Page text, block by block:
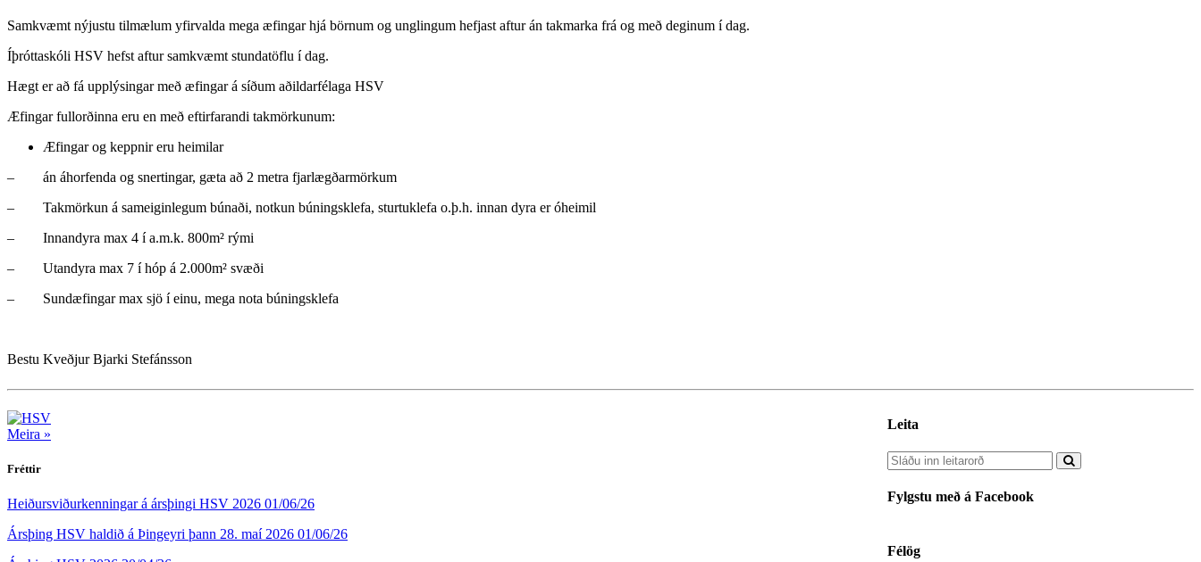
Samkvæmt nýjustu tilmælum yfirvalda mega æfingar hjá börnum og unglingum hefjast aftur án takmarka frá og með deginum í dag.
Íþróttaskóli HSV hefst aftur samkvæmt stundatöflu í dag.
Hægt er að fá upplýsingar með æfingar á síðum aðildarfélaga HSV
Æfingar fullorðinna eru en með eftirfarandi takmörkunum:
Æfingar og keppnir eru heimilar
– án áhorfenda og snertingar, gæta að 2 metra fjarlægðarmörkum
– Takmörkun á sameiginlegum búnaði, notkun búningsklefa, sturtuklefa o.þ.h. innan dyra er óheimil
– Innandyra max 4 í a.m.k. 800m² rými
– Utandyra max 7 í hóp á 2.000m² svæði
– Sundæfingar max sjö í einu, mega nota búningsklefa
Bestu Kveðjur Bjarki Stefánsson
Leita
Fylgstu með á Facebook
Félög
Meira »
Fréttir
Heiðursviðurkenningar á ársþingi HSV 2026 01/06/26
Ársþing HSV haldið á Þingeyri þann 28. maí 2026 01/06/26